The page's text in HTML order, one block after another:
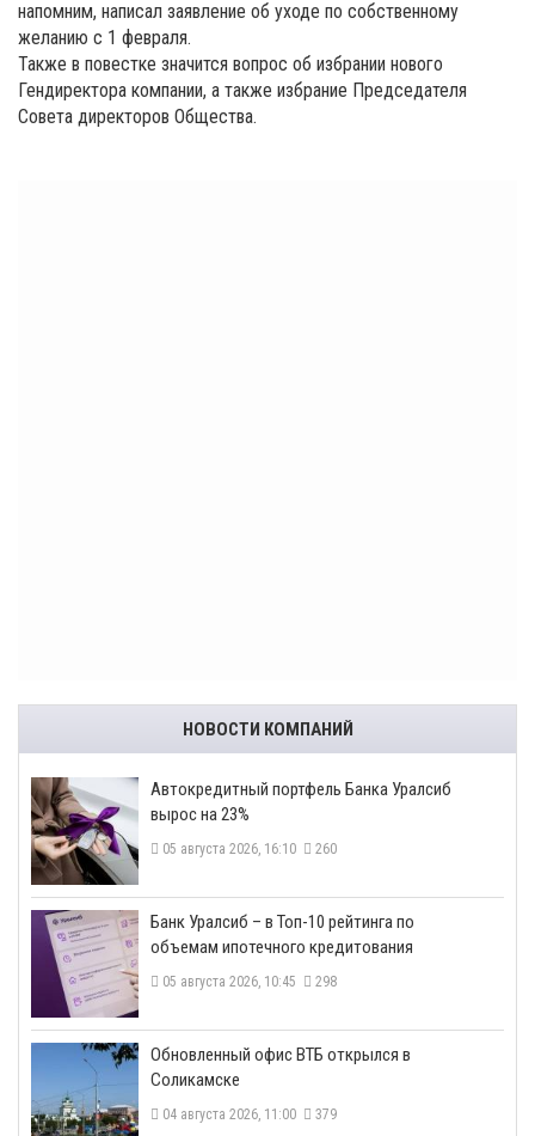
напомним, написал заявление об уходе по собственному
желанию с 1 февраля.
Также в повестке значится вопрос об избрании нового
Гендиректора компании, а также избрание Председателя
Совета директоров Общества.
НОВОСТИ КОМПАНИЙ
​Автокредитный портфель Банка Уралсиб
вырос на 23%
05 августа 2026, 16:10 260
​Банк Уралсиб – в Топ-10 рейтинга по
объемам ипотечного кредитования
05 августа 2026, 10:45 298
​Обновленный офис ВТБ открылся в
Соликамске
04 августа 2026, 11:00 379